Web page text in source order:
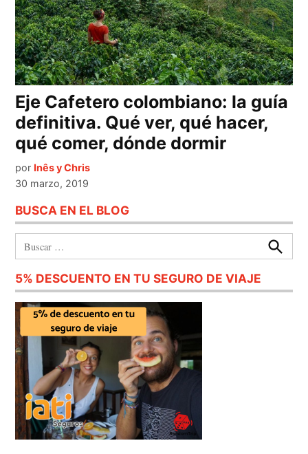
Eje Cafetero colombiano: la guía
definitiva. Qué ver, qué hacer,
qué comer, dónde dormir
por Inês y Chris
30 marzo, 2019
BUSCA EN EL BLOG
Buscar:
Buscar
5% DESCUENTO EN TU SEGURO DE VIAJE